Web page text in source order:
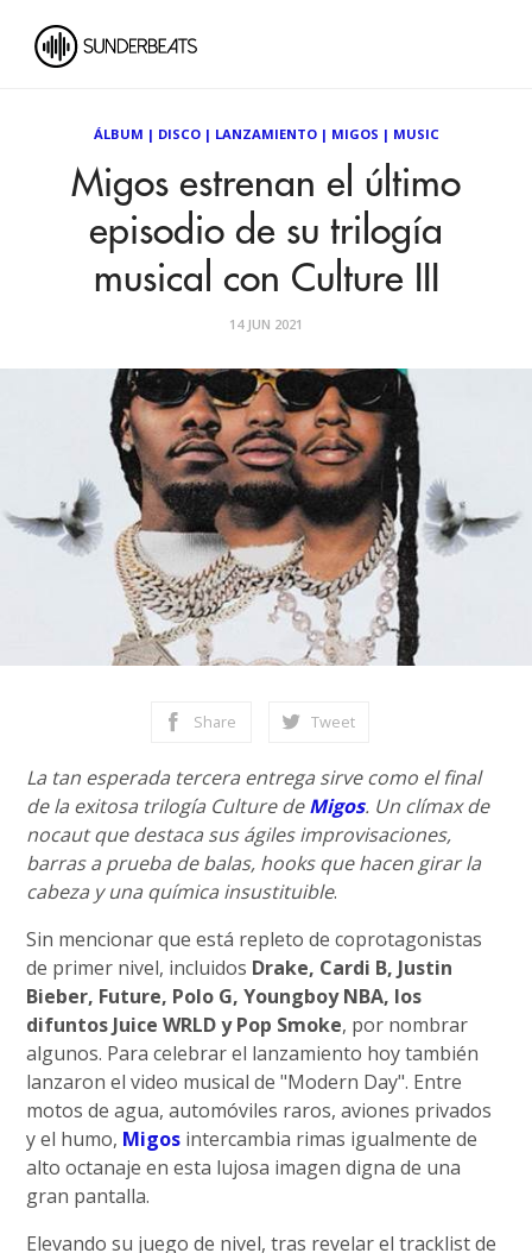
ÁLBUM | DISCO| LANZAMIENTO| MIGOS | MUSIC
Migos estrenan el último
episodio de su trilogía
musical con Culture III
14 JUN 2021
Share Tweet
La tan esperada tercera entrega sirve como el final
de la exitosa trilogía Culture deMigos. Un clímax de
nocaut que destaca sus ágiles improvisaciones,
barras a prueba de balas, hooks que hacen girar la
cabeza y una química insustituible.
Sin mencionar que está repleto de coprotagonistas
de primer nivel, incluidos Drake, Cardi B, Justin
Bieber, Future, Polo G, Youngboy NBA, los
difuntos Juice WRLD y Pop Smoke, por nombrar
algunos. Para celebrar el lanzamiento hoy también
lanzaron el video musical de "Modern Day". Entre
motos de agua, automóviles raros, aviones privados
y el humo, Migos intercambia rimas igualmente de
alto octanaje en esta lujosa imagen digna de una
gran pantalla.
Elevando su juego de nivel, tras revelar el tracklist de